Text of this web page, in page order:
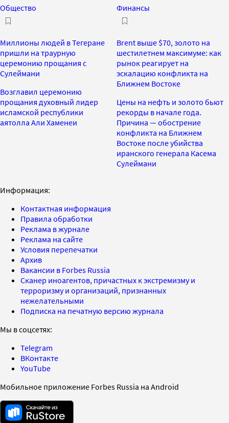
Общество
Миллионы людей в Тегеране
пришли на траурную
церемонию прощания с
Сулеймани
Возглавил церемонию
прощания духовный лидер
исламской республики
аятолла Али Хаменеи
Финансы
Brent выше $70, золото на
шестилетнем максимуме: как
рынок реагирует на
эскалацию конфликта на
Ближнем Востоке
Цены на нефть и золото бьют
рекорды в начале года.
Причина — обострение
конфликта на Ближнем
Востоке после убийства
иранского генерала Касема
Сулеймани
Информация:
Контактная информация
Правила обработки
Реклама в журнале
Реклама на сайте
Условия перепечатки
Архив
Вакансии в Forbes Russia
Сканер иноагентов, причастных к экстремизму и
терроризму и организаций, признанных
нежелательными
Подписка на печатную версию журнала
Мы в соцсетях:
Telegram
ВКонтакте
YouTube
Мобильное приложение Forbes Russia на Android